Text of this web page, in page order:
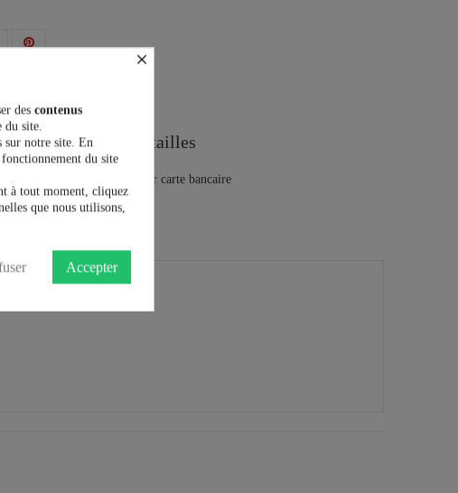
Guide des tailles
×
des contenus
du site.
sur notre site. En
fonctionnement du site
à tout moment, cliquez
que nous utilisons,
Accepter